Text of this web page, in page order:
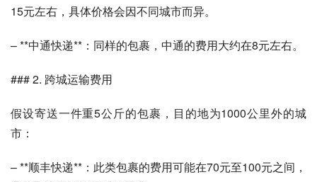
15元左右，具体价格会因不同城市而异。
– **中通快递**：同样的包裹，中通的费用大约在8元左右。
### 2. 跨城运输费用
假设寄送一件重5公斤的包裹，目的地为1000公里外的城
市：
– **顺丰快递**：此类包裹的费用可能在70元至100元之间，